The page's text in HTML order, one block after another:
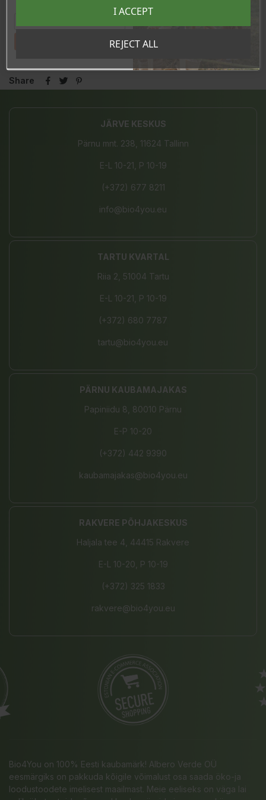
*органическое земледелие
Изготовлено в Италии
Share
JÄRVE KESKUS
Pärnu mnt. 238, 11624 Tallinn
E-L 10-21, P 10-19
(+372) 677 8211
info@bio4you.eu
TARTU KVARTAL
Riia 2, 51004 Tartu
E-L 10-21, P 10-19
(+372) 680 7787
tartu@bio4you.eu
PÄRNU KAUBAMAJAKAS
Papiniidu 8, 80010 Pärnu
E-P 10-20
(+372) 442 9390
kaubamajakas@bio4you.eu
RAKVERE PÕHJAKESKUS
Haljala tee 4, 44415 Rakvere
E-L 10-20, P 10-19
(+372) 325 1833
rakvere@bio4you.eu
Bio4You on 100% Eesti kaubamärk! Albero Verde OÜ
eesmärgiks on pakkuda kõigile võimalust osa saada öko-ja
loodustoodete imelisest maailmast. Meie eeliseks on väga lai
REJECT ALL
I ACCEPT